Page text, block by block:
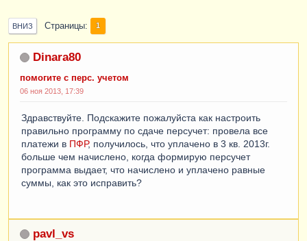
ВНИЗ Страницы 1
Dinara80
помогите с перс. учетом
06 ноя 2013, 17:39
Здравствуйте. Подскажите пожалуйста как настроить
правильно программу по сдаче персучет: провела все
платежи в ПФР, получилось, что уплачено в 3 кв. 2013г.
больше чем начислено, когда формирую персучет
программа выдает, что начислено и уплачено равные
суммы, как это исправить?
pavl_vs